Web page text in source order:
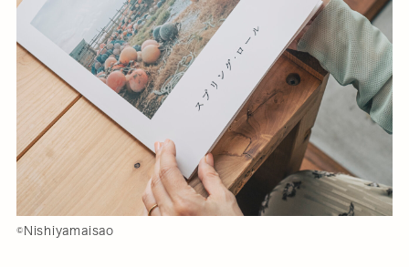
©️Nishiyamaisao